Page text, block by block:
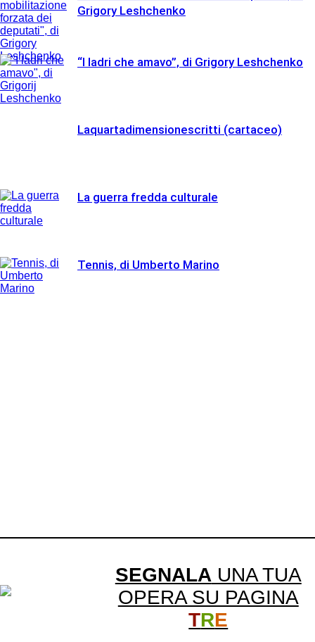
Grigory Leshchenko
“I ladri che amavo”, di Grigory Leshchenko
Laquartadimensionescritti (cartaceo)
La guerra fredda culturale
Tennis, di Umberto Marino
SEGNALA UNA TUA
OPERA SU PAGINA
TRE